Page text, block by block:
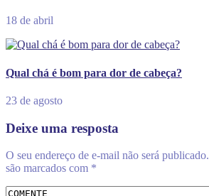
18 de abril
Qual chá é bom para dor de cabeça?
23 de agosto
Deixe uma resposta
O seu endereço de e-mail não será publicado.
são marcados com *